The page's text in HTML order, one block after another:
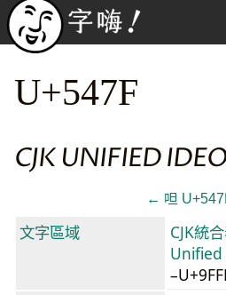
U+547F
CJK UNIFIED
← 呾
文字區域
CJK統